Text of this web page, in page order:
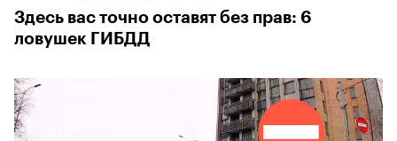
Здесь вас точно оставят без прав: 6
ловушек ГИБДД